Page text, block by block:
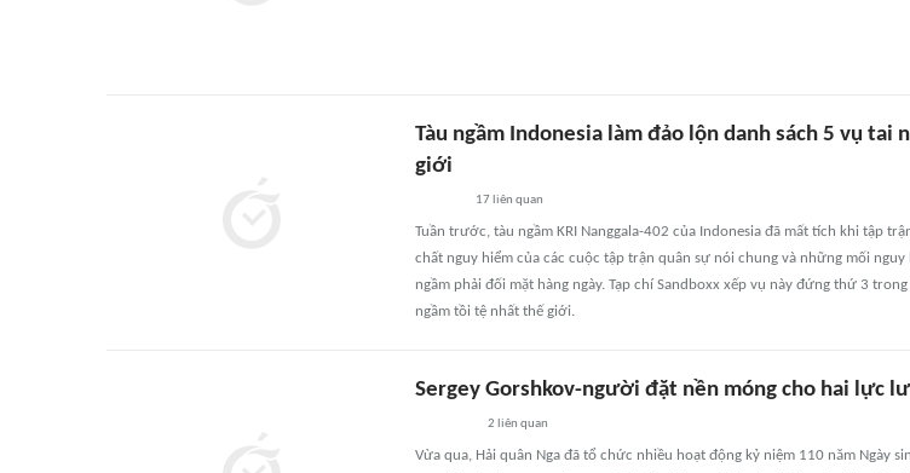
Tàu ngầm Indonesia làm đảo lộn danh sách 5 vụ tai
giới
17liên quan
Tuần trước, tàu ngầm KRI Nanggala-402 của Indonesia đã mất tích khi tập
chất nguy hiểm của các cuộc tập trận quân sự nói chung và những mối nguy
ngầm phải đối mặt hàng ngày. Tạp chí Sandboxx xếp vụ này đứng thứ 3
ngầm tồi tệ nhất thế giới.
Sergey Gorshkov-người đặt nền móng cho hai lực
2 liên quan
Vừa qua, Hải quân Nga đã tổ chức nhiều hoạt động kỷ niệm 110 năm Ngày